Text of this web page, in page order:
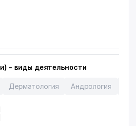
- виды деятельности
Дерматология Андрология